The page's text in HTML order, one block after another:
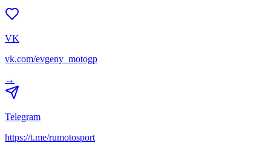
VK
vk.com/evgeny_motogp
→
Telegram
https://t.me/rumotosport